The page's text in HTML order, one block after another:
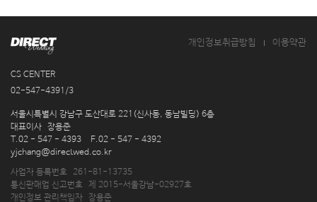
개인정보취급방침 이용약관
CS CENTER
02-547-4391/3
주
소
서울시특별시 강남구 도산대로 221(신사동, 동남빌딩) 6층
대표이사 장용준
연
락
T.02 - 547 - 4393
F.02 - 547 - 4392
이
일
yjchang@directwed.co.kr
사업자 등록번호
261-81-13735
통신판매업 신고번호 제 2015-서울강남-02927호
개인정보 관리책임자 장용준